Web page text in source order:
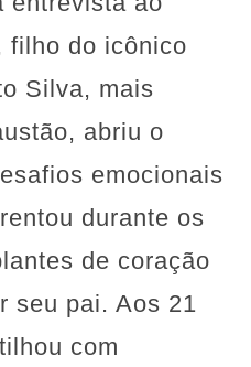
filho do icônico
Silva, mais
abriu o
emocionais
durante os
de coração
seu pai. Aos 21
com